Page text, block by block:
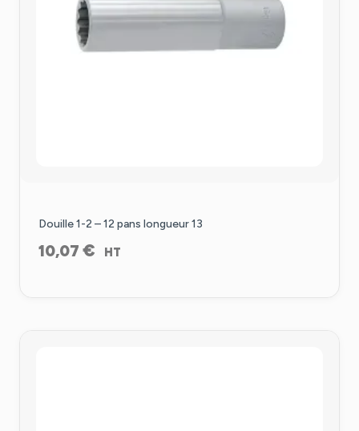
Douille 1-2 – 12 pans longueur 13
10,07 € HT